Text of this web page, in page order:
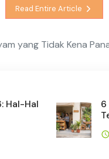
Read Entire Article
yang Tidak Kena
Hal-Hal
6